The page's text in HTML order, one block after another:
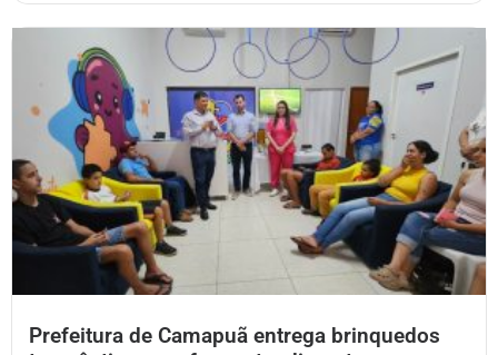
Prefeitura de Camapuã entrega brinquedos